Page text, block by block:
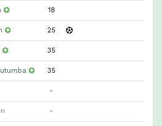
18
25
35
35
-
-